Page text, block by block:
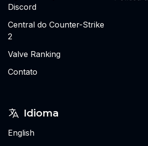
Discord
Central do Counter-Strike
2
Valve Ranking
Contato
Idioma
English